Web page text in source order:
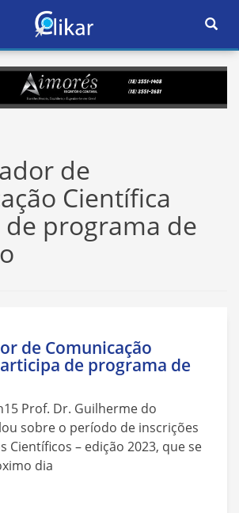
Ativar
de
Científica
programa de
de Comunicação
de programa de
Prof. Dr. Guilherme do
sobre o período de inscrições
Científicos – edição 2023, que se
dia